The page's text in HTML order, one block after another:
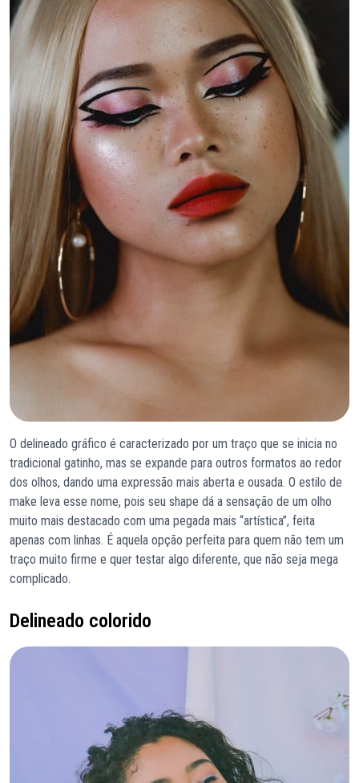
O delineado gráfico é caracterizado por um traço que se inicia no
tradicional gatinho, mas se expande para outros formatos ao redor
dos olhos, dando uma expressão mais aberta e ousada. O estilo de
make leva esse nome, pois seu shape dá a sensação de um olho
muito mais destacado com uma pegada mais “artística”, feita
apenas com linhas. É aquela opção perfeita para quem não tem um
traço muito firme e quer testar algo diferente, que não seja mega
complicado.
Delineado colorido